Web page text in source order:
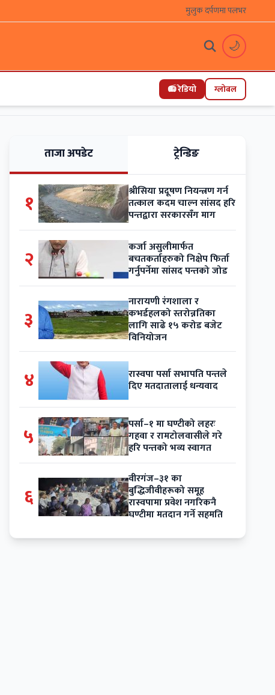
मुलुक दर्पणमा पलभर
🌙
📻 रेडियो ग्लोबल
ताजा अपडेट ट्रेन्डिङ
१ श्रीसिया प्रदूषण नियन्त्रण गर्न
तत्काल कदम चाल्न सांसद हरि
पन्तद्वारा सरकारसँग माग
२ कर्जा असुलीमार्फत
बचतकर्ताहरुको निक्षेप फिर्ता
गर्नुपर्नेमा सांसद पन्तको जोड
३
नारायणी रंगशाला र
कभर्डहलको स्तरोन्नतिका
लागि साढे १५ करोड बजेट
विनियोजन
४ रास्वपा पर्सा सभापति पन्तले
दिए मतदातालाई धन्यवाद
५ पर्सा–१ मा घण्टीको लहरः
गहवा र रामटोलवासीले गरे
हरि पन्तको भव्य स्वागत
६
वीरगंज–३१ का
बुद्धिजीवीहरूको समूह
रास्वपामा प्रवेश नगरिकनै
घण्टीमा मतदान गर्ने सहमति